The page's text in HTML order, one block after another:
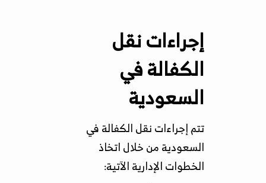
إجراءات نقل
الكفالة في
السعودية
تتم إجراءات نقل الكفالة في
السعودية من خلال اتخاذ
الخطوات الإدارية الآتية: